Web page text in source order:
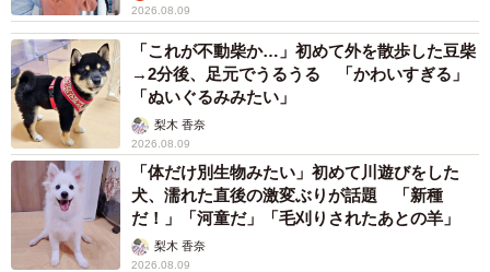
2026.08.09
「これが不動柴か…」初めて外を散歩した豆柴
→2分後、足元でうるうる 「かわいすぎる」
「ぬいぐるみみたい」
梨木 香奈
2026.08.09
「体だけ別生物みたい」初めて川遊びをした
犬、濡れた直後の激変ぶりが話題 「新種
だ！」「河童だ」「毛刈りされたあとの羊」
梨木 香奈
2026.08.09